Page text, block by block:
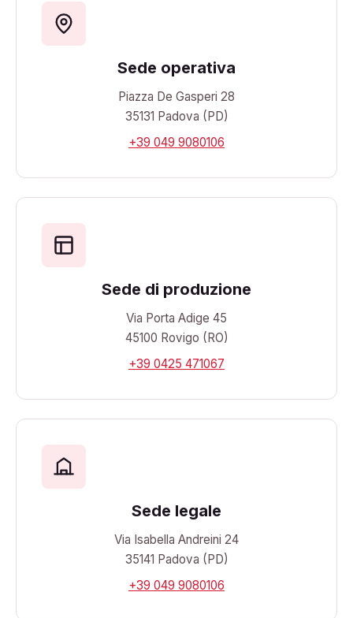
Sede operativa
Piazza De Gasperi 28
35131 Padova (PD)
+39 049 9080106
Sede di produzione
Via Porta Adige 45
45100 Rovigo (RO)
+39 0425 471067
Sede legale
Via Isabella Andreini 24
35141 Padova (PD)
+39 049 9080106